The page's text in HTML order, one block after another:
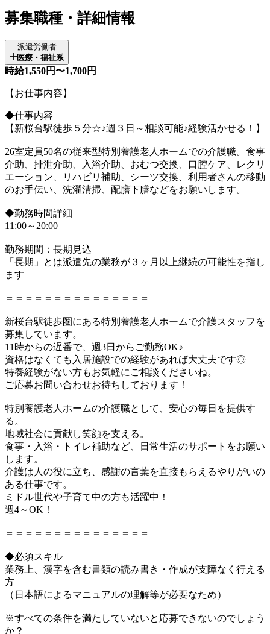
募集職種・詳細情報
派遣労働者
医療・福祉系
時給1,550円〜1,700円
【お仕事内容】
◆仕事内容
【新桜台駅徒歩５分☆♪週３日～相談可能♪経験活かせる！】
26室定員50名の従来型特別養護老人ホームでの介護職。食事
介助、排泄介助、入浴介助、おむつ交換、口腔ケア、レクリ
エーション、リハビリ補助、シーツ交換、利用者さんの移動
のお手伝い、洗濯清掃、配膳下膳などをお願いします。
◆勤務時間詳細
11:00～20:00
勤務期間：長期見込
「長期」とは派遣先の業務が３ヶ月以上継続の可能性を指し
ます
＝＝＝＝＝＝＝＝＝＝＝＝＝＝＝
新桜台駅徒歩圏にある特別養護老人ホームで介護スタッフを
募集しています。
11時からの遅番で、週3日からご勤務OK♪
資格はなくても入居施設での経験があれば大丈夫です◎
特養経験がない方もお気軽にご相談くださいね。
ご応募お問い合わせお待ちしております！
特別養護老人ホームの介護職として、安心の毎日を提供す
る。
地域社会に貢献し笑顔を支える。
食事・入浴・トイレ補助など、日常生活のサポートをお願い
します。
介護は人の役に立ち、感謝の言葉を直接もらえるやりがいの
ある仕事です。
ミドル世代や子育て中の方も活躍中！
週4～OK！
＝＝＝＝＝＝＝＝＝＝＝＝＝＝＝
◆必須スキル
業務上、漢字を含む書類の読み書き・作成が支障なく行える
方
（日本語によるマニュアルの理解等が必要なため）
※すべての条件を満たしていないと応募できないのでしょう
か？